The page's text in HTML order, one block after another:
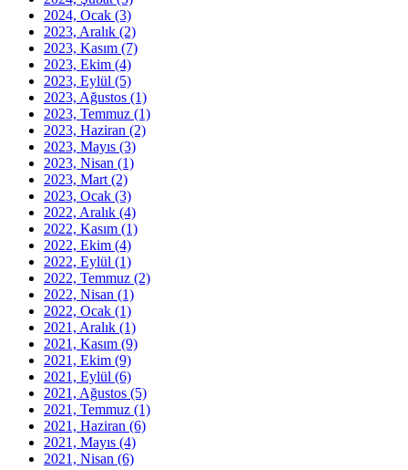
2024, Ocak (3)
2023, Aralık (2)
2023, Kasım (7)
2023, Ekim (4)
2023, Eylül (5)
2023, Ağustos (1)
2023, Temmuz (1)
2023, Haziran (2)
2023, Mayıs (3)
2023, Nisan (1)
2023, Mart (2)
2023, Ocak (3)
2022, Aralık (4)
2022, Kasım (1)
2022, Ekim (4)
2022, Eylül (1)
2022, Temmuz (2)
2022, Nisan (1)
2022, Ocak (1)
2021, Aralık (1)
2021, Kasım (9)
2021, Ekim (9)
2021, Eylül (6)
2021, Ağustos (5)
2021, Temmuz (1)
2021, Haziran (6)
2021, Mayıs (4)
2021, Nisan (6)